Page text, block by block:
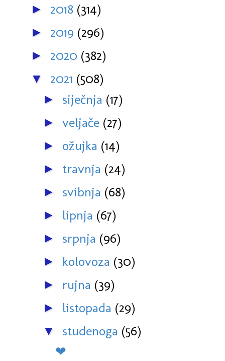
► 2018 (314)
► 2019 (296)
► 2020 (382)
▼ 2021 (508)
► siječnja (17)
► veljače (27)
► ožujka (14)
► travnja (24)
► svibnja (68)
► lipnja (67)
► srpnja (96)
► kolovoza (30)
► rujna (39)
► listopada (29)
▼ studenoga (56)
❤